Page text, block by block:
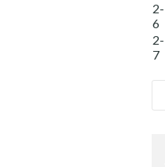
2-
6
2-
7